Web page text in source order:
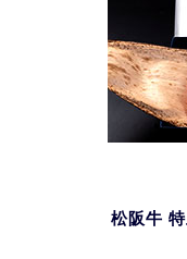
松阪牛